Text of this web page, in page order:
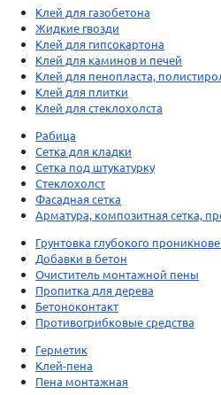
Клей для газобетона
Жидкие гвозди
Клей для гипсокартона
Клей для каминов и печей
Клей для пенопласта,
Клей для плитки
Клей для стеклохолста
Рабица
Сетка для кладки
Сетка под штукатурку
Стеклохолст
Фасадная сетка
Арматура, композитная сетка,
Грунтовка глубокого
Добавки в бетон
Очиститель монтажной пены
Пропитка для дерева
Бетоноконтакт
Противогрибковые средства
Герметик
Клей-пена
Пена монтажная